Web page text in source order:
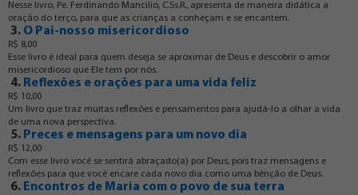
Nesse livro, Pe. Ferdinando Mancilio, C.Ss.R., apresenta de maneira didática a
oração do terço, para que as crianças a conheçam e se encantem.
3. O Pai-nosso misericordioso
R$ 8,00
Esse livro é ideal para quem deseja se aproximar de Deus e descobrir o amor
misericordioso que Ele tem por nós.
4. Reflexões e orações para uma vida feliz
R$ 10,00
Um livro que traz muitas reflexões e pensamentos para ajudá-lo a olhar a vida
de uma nova perspectiva.
5. Preces e mensagens para um novo dia
R$ 12,00
Com esse livro você se sentirá abraçado(a) por Deus, pois traz mensagens e
reflexões para que você encare cada novo dia como uma bênção de Deus.
6. Encontros de Maria com o povo de sua terra